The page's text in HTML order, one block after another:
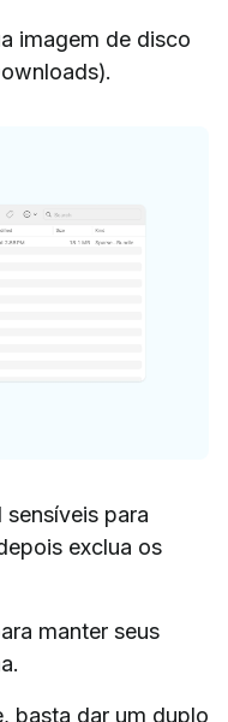
imagem de disco
para
exclua os
manter seus
basta dar um duplo